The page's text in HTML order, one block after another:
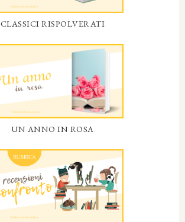
CLASSICI RISPOLVERATI
UN ANNO IN ROSA